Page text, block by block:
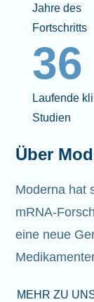
Jahre des
Fortschritts
36
Laufende
Studien
Über
Moderna hat
mRNA-
eine neue
MEHR ZU